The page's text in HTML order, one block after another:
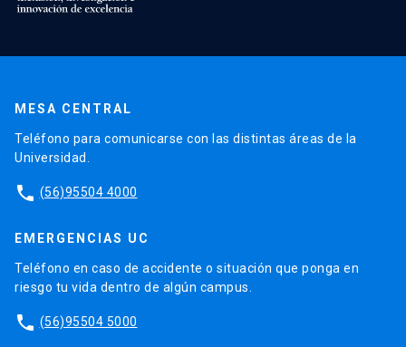
MESA CENTRAL
Teléfono para comunicarse con las distintas áreas de la
Universidad.
phone (56)95504 4000
EMERGENCIAS UC
Teléfono en caso de accidente o situación que ponga en
riesgo tu vida dentro de algún campus.
phone (56)95504 5000